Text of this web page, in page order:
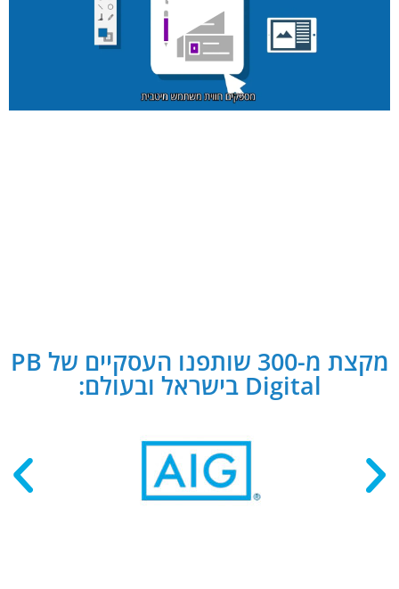
מקצת מ-300 שותפנו העסקיים של PB
Digital בישראל ובעולם: